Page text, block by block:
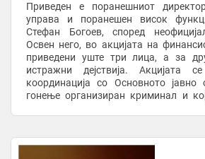
Приведен е поранешниот
управа и поранешен висок
Стефан Богоев, според
Освен него, во акцијата на
приведени уште три лица, а за
истражни дејствија. Акцијата
координација со Основното јавно
гонење организиран криминал и